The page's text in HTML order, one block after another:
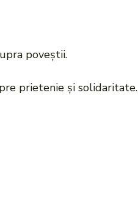
poveștii.
prietenie și solidaritate.